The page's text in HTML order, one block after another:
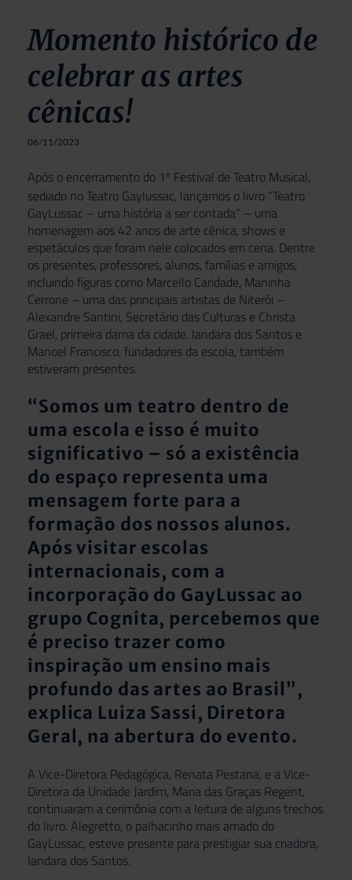
Momento histórico de
celebrar as artes
cênicas!
06/11/2023
Após o encerramento do 1º Festival de Teatro Musical,
sediado no Teatro Gaylussac, lançamos o livro “Teatro
GayLussac – uma história a ser contada” – uma
homenagem aos 42 anos de arte cênica, shows e
espetáculos que foram nele colocados em cena. Dentre
os presentes, professores, alunos, famílias e amigos,
incluindo figuras como Marcello Caridade, Maninha
Cerrone – uma das principais artistas de Niterói –
Alexandre Santini, Secretário das Culturas e Christa
Grael, primeira dama da cidade. Iandara dos Santos e
Manoel Francisco, fundadores da escola, também
estiveram presentes.
“Somos um teatro dentro de
uma escola e isso é muito
significativo – só a existência
do espaço representa uma
mensagem forte para a
formação dos nossos alunos.
Após visitar escolas
internacionais, com a
incorporação do GayLussac ao
grupo Cognita, percebemos que
é preciso trazer como
inspiração um ensino mais
profundo das artes ao Brasil”,
explica Luiza Sassi, Diretora
Geral, na abertura do evento.
A Vice-Diretora Pedagógica, Renata Pestana, e a Vice-
Diretora da Unidade Jardim, Maria das Graças Regent,
continuaram a cerimônia com a leitura de alguns trechos
do livro. Alegretto, o palhacinho mais amado do
GayLussac, esteve presente para prestigiar sua criadora,
Iandara dos Santos.